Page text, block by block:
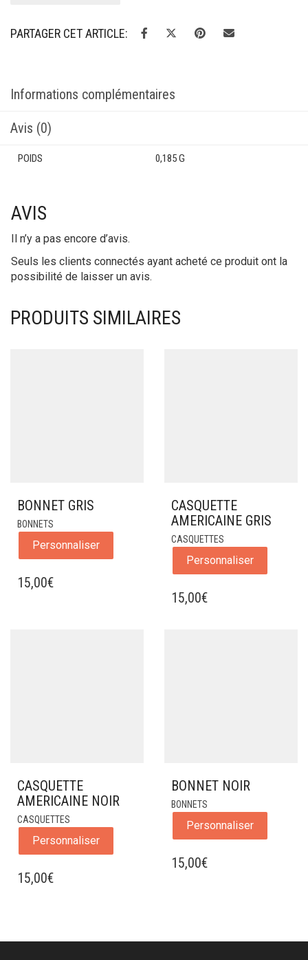
PARTAGER CET ARTICLE:
Informations complémentaires
Avis (0)
POIDS 0,185 G
AVIS
Il n’y a pas encore d’avis.
Seuls les clients connectés ayant acheté ce produit ont la
possibilité de laisser un avis.
PRODUITS SIMILAIRES
BONNET GRIS
BONNETS
Personnaliser
15,00€
CASQUETTE
AMERICAINE GRIS
CASQUETTES
Personnaliser
15,00€
CASQUETTE
AMERICAINE NOIR
CASQUETTES
Personnaliser
15,00€
BONNET NOIR
BONNETS
Personnaliser
15,00€